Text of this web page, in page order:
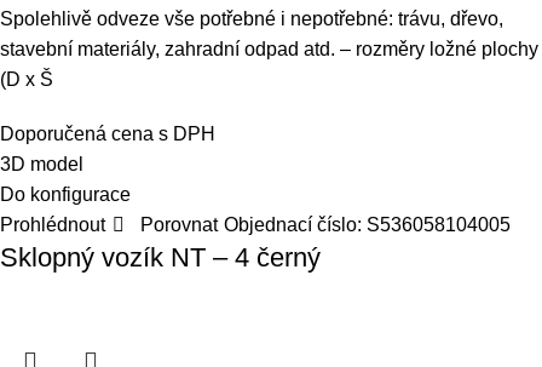
Spolehlivě odveze vše potřebné i nepotřebné: trávu, dřevo,
stavební materiály, zahradní odpad atd. – rozměry ložné plochy
(D x Š
Doporučená cena s DPH
3D model
Do konfigurace
Prohlédnout
Porovnat Objednací číslo: S536058104005
Sklopný vozík NT – 4 černý